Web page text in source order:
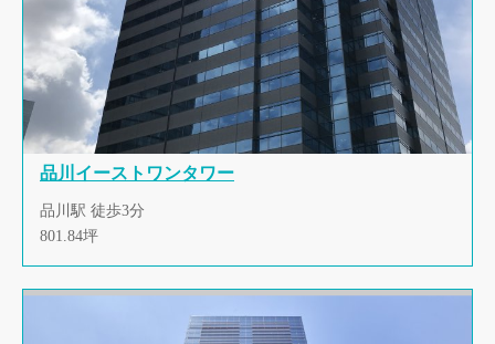
品川イーストワンタワー
品川駅 徒歩3分
801.84坪